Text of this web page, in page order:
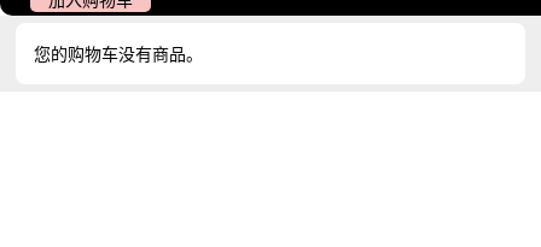
您的购物车没有商品。